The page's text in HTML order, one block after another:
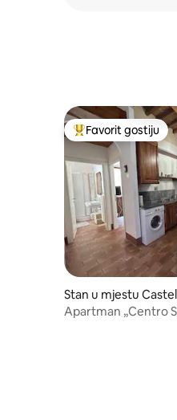
Glavni favorit
Favorit gostiju
Stan u mjestu
nti
Apartman „Centro